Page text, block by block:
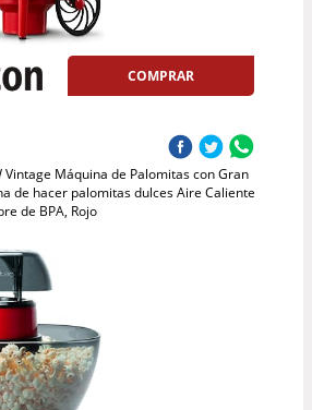
COMPRAR
Vintage Máquina de Palomitas con Gran
de hacer palomitas dulces Aire Caliente
de BPA, Rojo